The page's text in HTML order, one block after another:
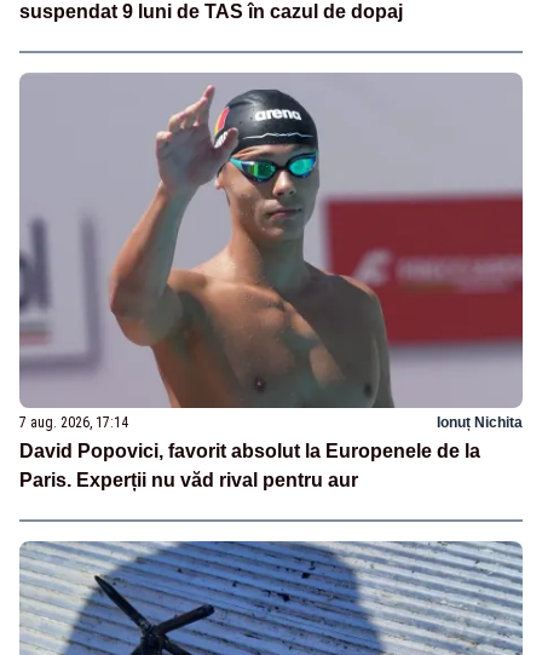
suspendat 9 luni de TAS în cazul de dopaj
7 aug. 2026, 17:14 Ionuț Nichita
David Popovici, favorit absolut la Europenele de la
Paris. Experții nu văd rival pentru aur